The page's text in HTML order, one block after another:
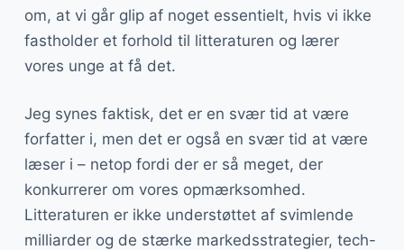
om, at vi går glip af noget essentielt, hvis vi ikke
fastholder et forhold til litteraturen og lærer
vores unge at få det.
Jeg synes faktisk, det er en svær tid at være
forfatter i, men det er også en svær tid at være
læser i – netop fordi der er så meget, der
konkurrerer om vores opmærksomhed.
Litteraturen er ikke understøttet af svimlende
milliarder og de stærke markedsstrategier, tech-